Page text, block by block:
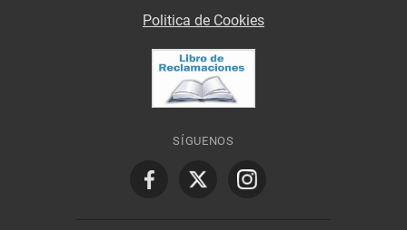
Politica de Cookies
SÍGUENOS